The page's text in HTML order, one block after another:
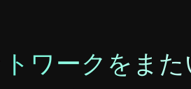
ワークをま